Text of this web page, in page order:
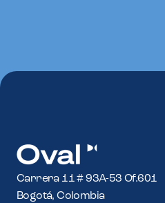
Carrera 11 # 93A-53 Of.601
Bogotá, Colombia